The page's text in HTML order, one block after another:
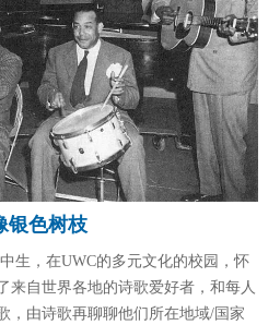
银色树枝
生，在UWC的多元文化的校园，怀
来自世界各地的诗歌爱好者，和每人
，由诗歌再聊聊他们所在地域/国家